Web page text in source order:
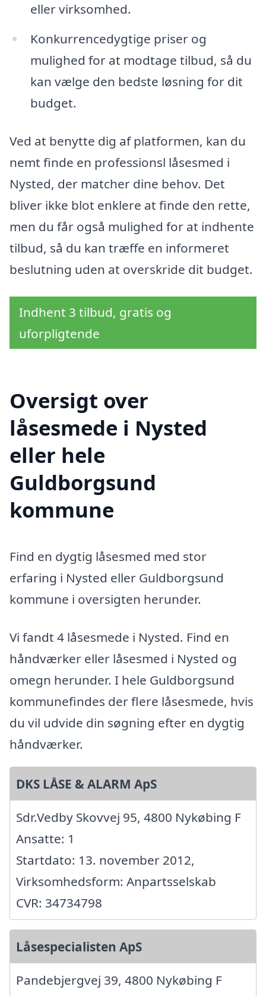
eller virksomhed.
Konkurrencedygtige priser og
mulighed for at modtage tilbud, så du
kan vælge den bedste løsning for dit
budget.
Ved at benytte dig af platformen, kan du
nemt finde en professionsl låsesmed i
Nysted, der matcher dine behov. Det
bliver ikke blot enklere at finde den rette,
men du får også mulighed for at indhente
tilbud, så du kan træffe en informeret
beslutning uden at overskride dit budget.
Indhent 3 tilbud, gratis og
uforpligtende
Oversigt over
låsesmede i Nysted
eller hele
Guldborgsund
kommune
Find en dygtig låsesmed med stor
erfaring i Nysted eller Guldborgsund
kommune i oversigten herunder.
Vi fandt 4 låsesmede i Nysted. Find en
håndværker eller låsesmed i Nysted og
omegn herunder. I hele Guldborgsund
kommunefindes der flere låsesmede, hvis
du vil udvide din søgning efter en dygtig
håndværker.
DKS LÅSE & ALARM ApS
Sdr.Vedby Skovvej 95, 4800 Nykøbing F
Ansatte: 1
Startdato: 13. november 2012,
Virksomhedsform: Anpartsselskab
CVR: 34734798
Låsespecialisten ApS
Pandebjergvej 39, 4800 Nykøbing F